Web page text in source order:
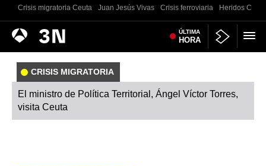
Crisis migratoria Ceuta Juan Jesús Vivas Crisis ferroviaria Heridos
Antena
3
Noticias ÚLTIMA
HORA
CRISIS MIGRATORIA
El ministro de Política Territorial, Ángel Víctor Torres,
visita Ceuta